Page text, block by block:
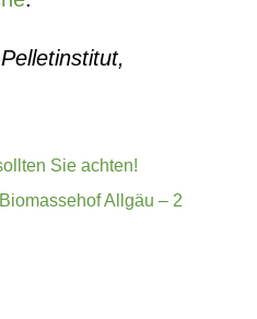
Sie achten!
Allgäu – 2